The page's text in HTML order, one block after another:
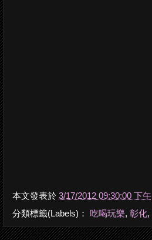
本文發表於 3/17/2012 09:30:00 下午
分類標籤(Labels)： 吃喝玩樂, 彰化,